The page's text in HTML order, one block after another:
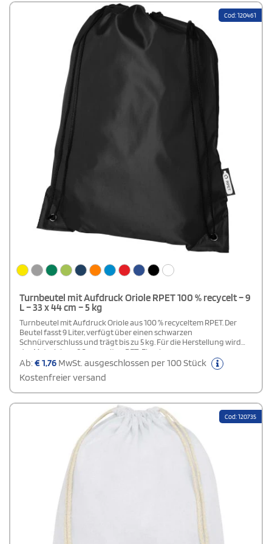
Tragegriff das Tragen des Vancouver-Rucksacks.
Cod: 120461
Turnbeutel mit Aufdruck Oriole RPET 100 % recycelt – 9
L – 33 x 44 cm – 5 kg
Turnbeutel mit Aufdruck Oriole aus 100 % recyceltem RPET. Der
Beutel fasst 9 Liter, verfügt über einen schwarzen
Schnürverschluss und trägt bis zu 5 kg. Für die Herstellung wird
das Material aus 3,5 recycelten PET-Flaschen
gewonnen.Personalisierte Rucksäcke aus 100 % recyceltem
Kunststoffabfällen. Das geräumige Hauptfach lässt sich über den
Kordelzug sicher verschließen und bietet bei 9 Litern Volumen
ausreichend Platz für eine Belastung von bis zu 5 kg.
Ab:€1,76 MwSt. ausgeschlossen per 100 Stück
Kostenfreier versand
Cod: 120735